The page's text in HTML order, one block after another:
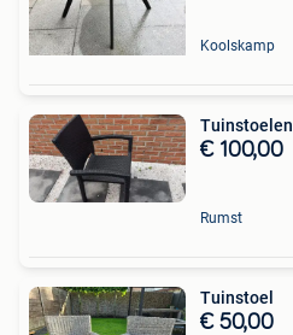
Koolskamp
Tuinstoelen
€ 100,00
Rumst
Tuinstoel
€ 50,00